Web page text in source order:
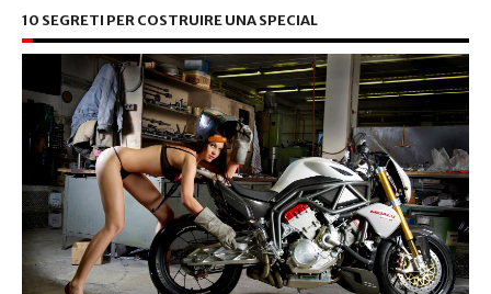
10 SEGRETI PER COSTRUIRE UNA SPECIAL